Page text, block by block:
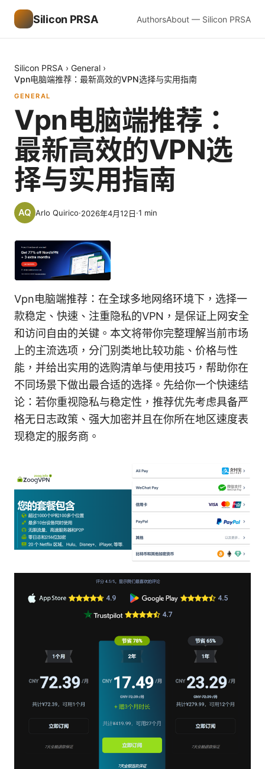
Silicon PRSA AuthorsAbout — Silicon PRSA
Silicon PRSA › General ›
Vpn电脑端推荐：最新高效的VPN选择与实用指南
GENERAL
Vpn电脑端推荐：
最新高效的VPN选
择与实用指南
Arlo Quirico·2026年4月12日·1 min
Vpn电脑端推荐：在全球多地网络环境下，选择一
款稳定、快速、注重隐私的VPN，是保证上网安全
和访问自由的关键。本文将带你完整理解当前市场
上的主流选项，分门别类地比较功能、价格与性
能，并给出实用的选购清单与使用技巧，帮助你在
不同场景下做出最合适的选择。先给你一个快速结
论：若你重视隐私与稳定性，推荐优先考虑具备严
格无日志政策、强大加密并且在你所在地区速度表
现稳定的服务商。